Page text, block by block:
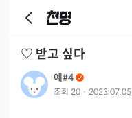
♡ 받고 싶다
예#4
조회 20 · 2023.07.05